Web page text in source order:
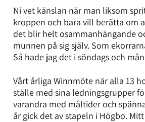
Ni vet känslan när man liksom
kroppen och bara vill berätta om
det blir helt osammanhängande
munnen på sig själv. Som
Så hade jag det i söndags och
Vårt årliga Winnmöte när alla 13
ställe med sina ledningsgrupper
varandra med måltider och
år gick det av stapeln i Högbo.